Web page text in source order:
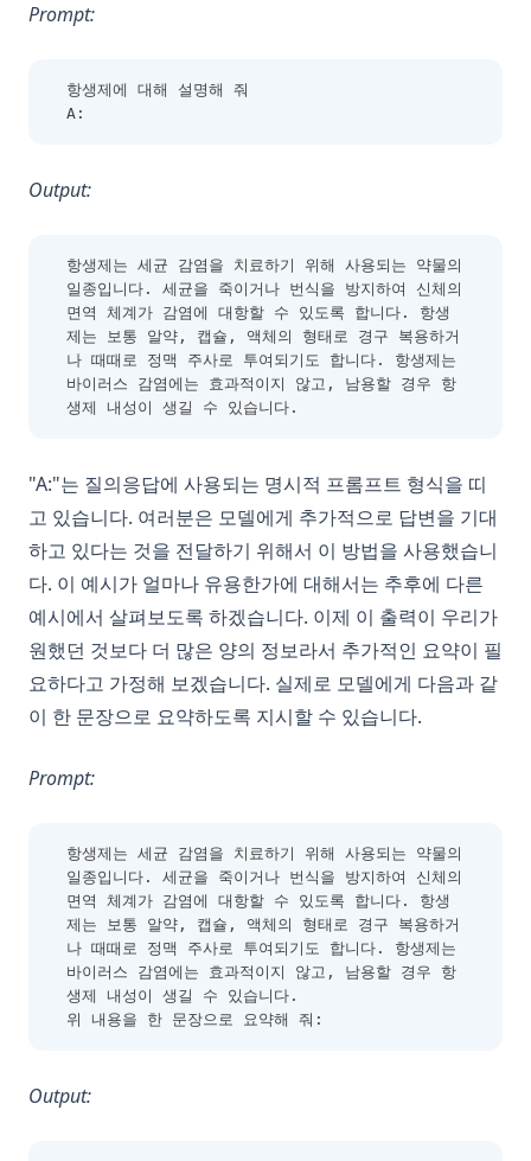
Prompt:
항생제에 대해 설명해 줘
A:
Output:
항생제는 세균 감염을 치료하기 위해 사용되는 약물의
일종입니다. 세균을 죽이거나 번식을 방지하여 신체의
면역 체계가 감염에 대항할 수 있도록 합니다. 항생
제는 보통 알약, 캡슐, 액체의 형태로 경구 복용하거
나 때때로 정맥 주사로 투여되기도 합니다. 항생제는
바이러스 감염에는 효과적이지 않고, 남용할 경우 항
생제 내성이 생길 수 있습니다.
"A:"는 질의응답에 사용되는 명시적 프롬프트 형식을 띠
고 있습니다. 여러분은 모델에게 추가적으로 답변을 기대
하고 있다는 것을 전달하기 위해서 이 방법을 사용했습니
다. 이 예시가 얼마나 유용한가에 대해서는 추후에 다른
예시에서 살펴보도록 하겠습니다. 이제 이 출력이 우리가
원했던 것보다 더 많은 양의 정보라서 추가적인 요약이 필
요하다고 가정해 보겠습니다. 실제로 모델에게 다음과 같
이 한 문장으로 요약하도록 지시할 수 있습니다.
Prompt:
항생제는 세균 감염을 치료하기 위해 사용되는 약물의
일종입니다. 세균을 죽이거나 번식을 방지하여 신체의
면역 체계가 감염에 대항할 수 있도록 합니다. 항생
제는 보통 알약, 캡슐, 액체의 형태로 경구 복용하거
나 때때로 정맥 주사로 투여되기도 합니다. 항생제는
바이러스 감염에는 효과적이지 않고, 남용할 경우 항
생제 내성이 생길 수 있습니다.
위 내용을 한 문장으로 요약해 줘:
Output: